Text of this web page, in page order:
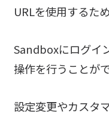
URLを使用するた
Sandboxにログイ
操作を行うことがで
設定変更やカスタ